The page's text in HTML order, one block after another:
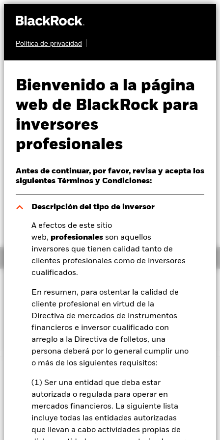
Política de privacidad
Bienvenido a la página
web de BlackRock para
inversores
profesionales
Antes de continuar, por favor, revisa y acepta los
siguientes Términos y Condiciones:
Descripción del tipo de inversor
A efectos de este sitio
web, profesionales son aquellos
inversores que tienen calidad tanto de
clientes profesionales como de inversores
cualificados.
En resumen, para ostentar la calidad de
cliente profesional en virtud de la
Directiva de mercados de instrumentos
financieros e inversor cualificado con
arreglo a la Directiva de folletos, una
persona deberá por lo general cumplir uno
o más de los siguientes requisitos:
(1) Ser una entidad que deba estar
autorizada o regulada para operar en
mercados financieros. La siguiente lista
incluye todas las entidades autorizadas
que llevan a cabo actividades propias de
Perspectivas
Visión de mercado
Educación
Profesionales
España
Change location
BlackRock
iShares
Nuestra compañía
Fund
Valor liquidativo a 07 ago 2026
EUR 165,59
EUR 0,55 (0,33%)
Información general
El Fondo United Kingdom busca maximizar los beneficios
totales. El Fondo invierte como mínimo un 70 % de sus
activos totales en acciones ordinarias de empresas
constituidas o que cotizan en el Reino Unido.
de las inversiones y los ingresos derivados de ellas pueden
subir o bajar, y no están garantizados. Es posible que los
inversores no recuperen la cantidad invertida originalmente.
Todas las clases de acciones con cobertura de divisas de este
fondo utilizan derivados para cubrir el riesgo de divisas. El